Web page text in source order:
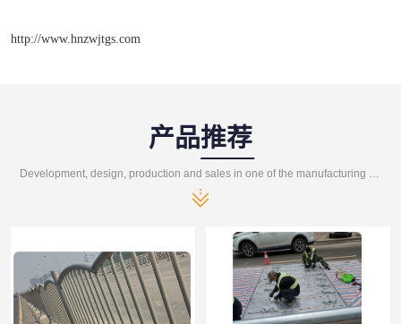
http://www.hnzwjtgs.com
产品推荐